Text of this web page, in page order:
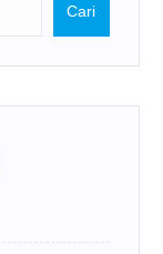
Cari